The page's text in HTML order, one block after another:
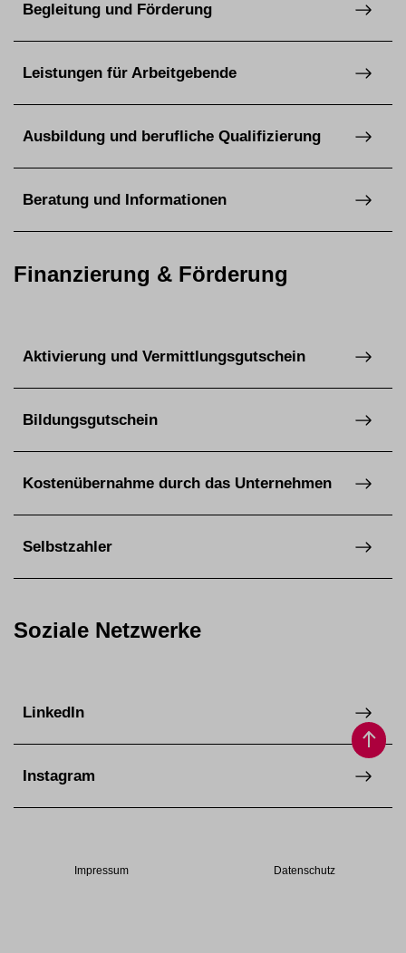
Begleitung und Förderung
Leistungen für Arbeitgebende
Ausbildung und berufliche Qualifizierung
Beratung und Informationen
Finanzierung & Förderung
Aktivierung und Vermittlungsgutschein
Bildungsgutschein
Kostenübernahme durch das Unternehmen
Selbstzahler
Soziale Netzwerke
LinkedIn
Instagram
Impressum Datenschutz